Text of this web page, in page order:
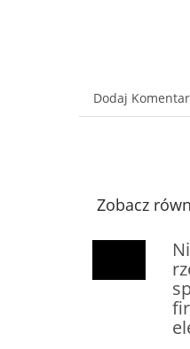
Dodaj
Zobacz